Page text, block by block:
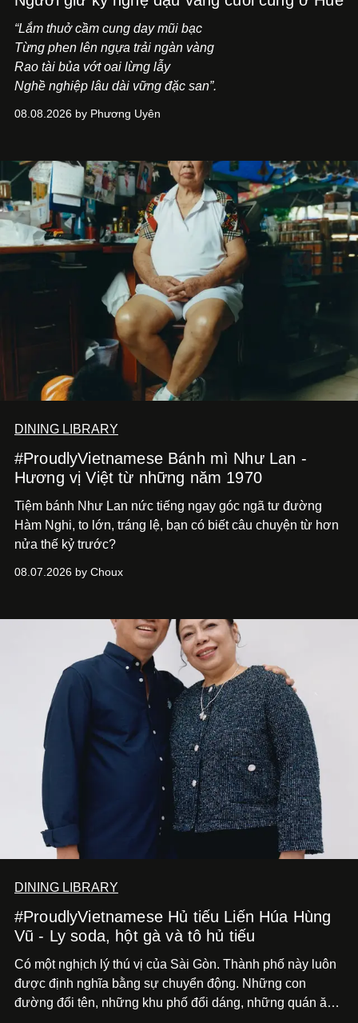
“Lắm thuở cầm cung day mũi bạc
Từng phen lên ngựa trải ngàn vàng
Rao tài bủa vớt oai lừng lẫy
Nghề nghiệp lâu dài vững đặc san”.
08.08.2026 by Phương Uyên
DINING LIBRARY
#ProudlyVietnamese Bánh mì Như Lan -
Hương vị Việt từ những năm 1970
Tiệm bánh Như Lan nức tiếng ngay góc ngã tư đường
Hàm Nghi, to lớn, tráng lệ, bạn có biết câu chuyện từ hơn
nửa thế kỷ trước?
08.07.2026 by Choux
DINING LIBRARY
#ProudlyVietnamese Hủ tiếu Liến Húa Hùng
Vũ - Ly soda, hột gà và tô hủ tiếu
Có một nghịch lý thú vị của Sài Gòn. Thành phố này luôn
được định nghĩa bằng sự chuyển động. Những con
đường đổi tên, những khu phố đổi dáng, những quán ăn